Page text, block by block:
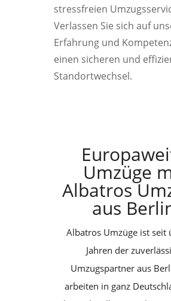
stressfreien
Verlassen Sie sich auf
Erfahrung und
einen sicheren und
Standortwechsel.
Umzüge
Albatros
aus
Albatros Umzüge ist seit
Jahren der
Umzugspartner aus
arbeiten in ganz